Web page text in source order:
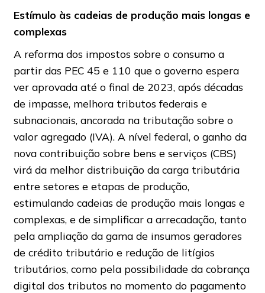
Estímulo às cadeias de produção mais longas e
complexas
A reforma dos impostos sobre o consumo a
partir das PEC 45 e 110 que o governo espera
ver aprovada até o final de 2023, após décadas
de impasse, melhora tributos federais e
subnacionais, ancorada na tributação sobre o
valor agregado (IVA). A nível federal, o ganho da
nova contribuição sobre bens e serviços (CBS)
virá da melhor distribuição da carga tributária
entre setores e etapas de produção,
estimulando cadeias de produção mais longas e
complexas, e de simplificar a arrecadação, tanto
pela ampliação da gama de insumos geradores
de crédito tributário e redução de litígios
tributários, como pela possibilidade da cobrança
digital dos tributos no momento do pagamento